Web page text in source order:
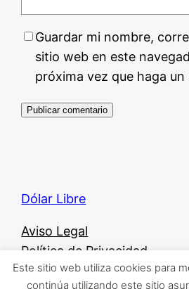
Guardar mi nombre,
sitio web en este
próxima vez que haga
Dólar Libre
Aviso Legal
Política de Privacidad
Política de Cookies
Este sitio web utiliza cookies para
continúa utilizando este sitio